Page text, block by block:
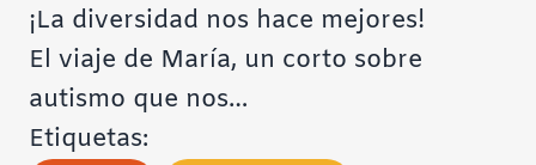
¡La diversidad nos hace mejores!
El viaje de María, un corto sobre
autismo que nos…
Etiquetas: